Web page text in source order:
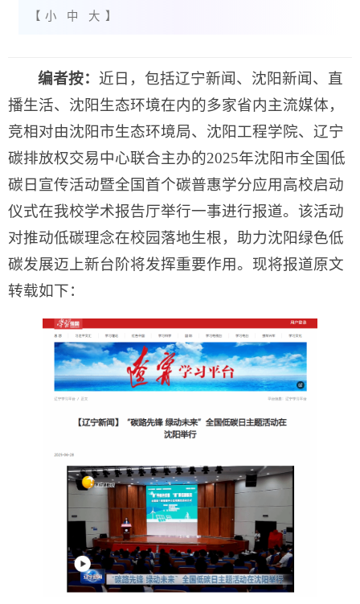
【 小 中 大 】
编者按： 近日，包括辽宁新闻、沈阳新闻、直
播生活、沈阳生态环境在内的多家省内主流媒体，
竞相对由沈阳市生态环境局、沈阳工程学院、辽宁
碳排放权交易中心联合主办的2025年沈阳市全国低
碳日宣传活动暨全国首个碳普惠学分应用高校启动
仪式在我校学术报告厅举行一事进行报道。该活动
对推动低碳理念在校园落地生根，助力沈阳绿色低
碳发展迈上新台阶将发挥重要作用。现将报道原文
转载如下：